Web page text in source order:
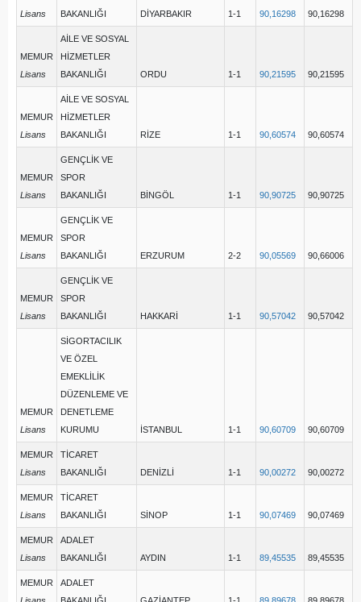
Lisans
BAKANLIĞI
DİYARBAKIR 1-1 90,16298 90,16298
MEMUR
Lisans
AİLE VE SOSYAL
HİZMETLER
BAKANLIĞI
ORDU 1-1 90,21595 90,21595
MEMUR
Lisans
AİLE VE SOSYAL
HİZMETLER
BAKANLIĞI
RİZE 1-1 90,60574 90,60574
MEMUR
Lisans
GENÇLİK VE
SPOR
BAKANLIĞI
BİNGÖL 1-1 90,90725 90,90725
MEMUR
Lisans
GENÇLİK VE
SPOR
BAKANLIĞI
ERZURUM 2-2 90,05569 90,66006
MEMUR
Lisans
GENÇLİK VE
SPOR
BAKANLIĞI
HAKKARİ 1-1 90,57042 90,57042
MEMUR
Lisans
SİGORTACILIK
VE ÖZEL
EMEKLİLİK
DÜZENLEME VE
DENETLEME
KURUMU
İSTANBUL 1-1 90,60709 90,60709
MEMUR
Lisans
TİCARET
BAKANLIĞI
DENİZLİ 1-1 90,00272 90,00272
MEMUR
Lisans
TİCARET
BAKANLIĞI
SİNOP 1-1 90,07469 90,07469
MEMUR
Lisans
ADALET
BAKANLIĞI
AYDIN 1-1 89,45535 89,45535
MEMUR
ADALET